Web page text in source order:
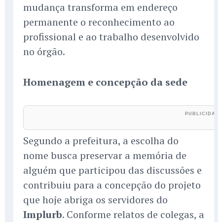
mudança transforma em endereço
permanente o reconhecimento ao
profissional e ao trabalho desenvolvido
no órgão.
Homenagem e concepção da sede
Segundo a prefeitura, a escolha do
nome busca preservar a memória de
alguém que participou das discussões e
contribuiu para a concepção do projeto
que hoje abriga os servidores do
Implurb. Conforme relatos de colegas, a